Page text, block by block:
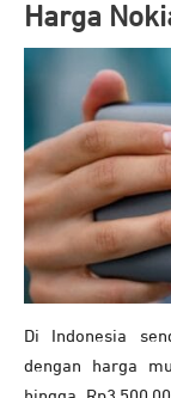
Harga
Di Indonesia
dengan harga